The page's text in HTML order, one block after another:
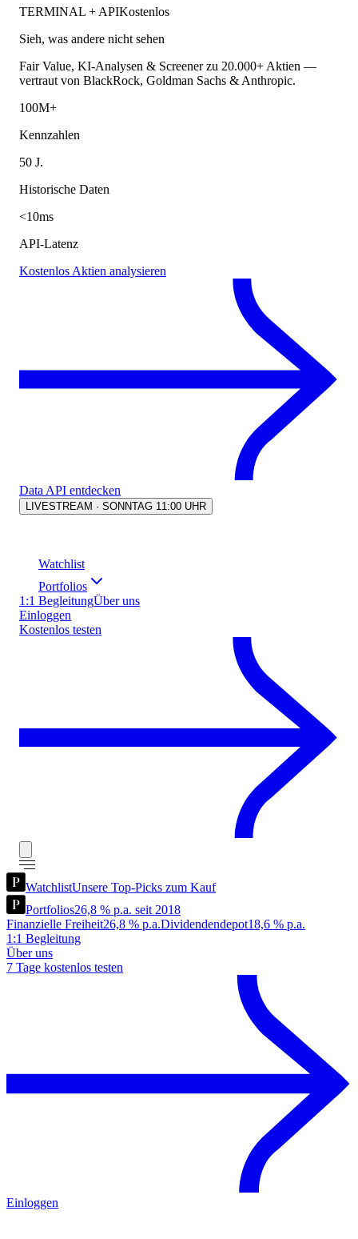
TERMINAL + APIKostenlos
Sieh, was andere nicht sehen
Fair Value, KI-Analysen & Screener zu 20.000+ Aktien —
vertraut von BlackRock, Goldman Sachs & Anthropic.
100M+
Kennzahlen
50 J.
Historische Daten
<10ms
API-Latenz
Kostenlos Aktien analysieren
Data API entdecken
LIVESTREAM · SONNTAG 11:00 UHR
Watchlist
Portfolios
1:1 BegleitungÜber uns
Einloggen
Kostenlos testen
WatchlistUnsere Top-Picks zum Kauf
Portfolios26,8 % p.a. seit 2018
Finanzielle Freiheit26,8 % p.a.Dividendendepot18,6 % p.a.
1:1 Begleitung
Über uns
7 Tage kostenlos testen
Einloggen